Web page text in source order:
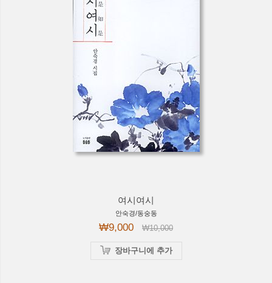
여시여시
안숙경/동숭동
₩9,000 ₩10,000
장바구니에 추가